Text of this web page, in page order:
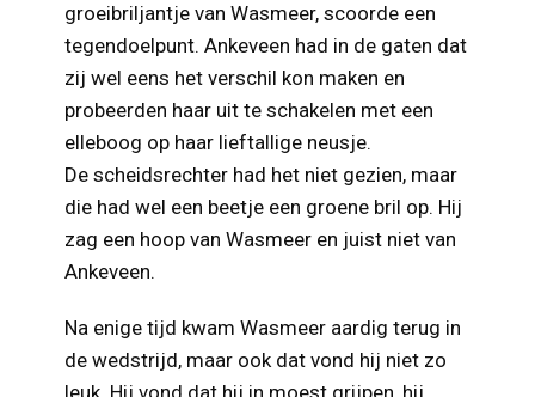
groeibriljantje van Wasmeer, scoorde een
tegendoelpunt. Ankeveen had in de gaten dat
zij wel eens het verschil kon maken en
probeerden haar uit te schakelen met een
elleboog op haar lieftallige neusje.
De scheidsrechter had het niet gezien, maar
die had wel een beetje een groene bril op. Hij
zag een hoop van Wasmeer en juist niet van
Ankeveen.
Na enige tijd kwam Wasmeer aardig terug in
de wedstrijd, maar ook dat vond hij niet zo
leuk. Hij vond dat hij in moest grijpen, hij